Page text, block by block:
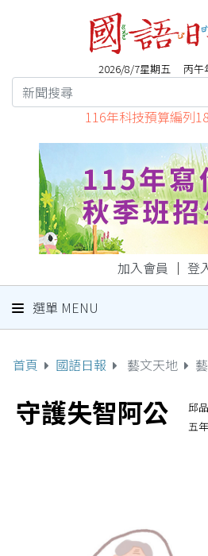
2026/8/7星期五 丙午
116年科技預算編列
加入會員 ｜ 登
選單 MENU
首頁 國語日報 藝文天地
守護失智阿公
邱
五